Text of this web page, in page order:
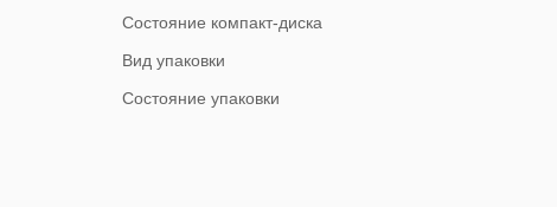
Состояние компакт-диска
Вид упаковки
Состояние упаковки